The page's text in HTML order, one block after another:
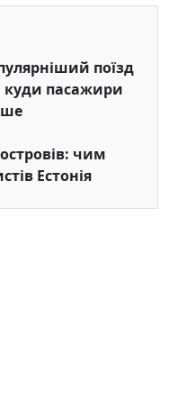
поїзд
куди пасажири
чим
Естонія